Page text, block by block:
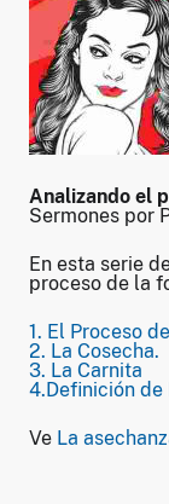
Analizando el
Sermones por
En esta serie
proceso de la
1. El Proceso
2. La Cosecha.
3. La Carnita
4.Definición de
Ve La